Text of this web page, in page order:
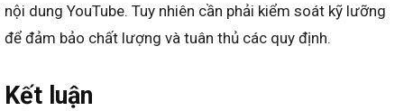
nội dung YouTube. Tuy nhiên cần phải kiểm soát kỹ lưỡng
để đảm bảo chất lượng và tuân thủ các quy định.
Kết luận